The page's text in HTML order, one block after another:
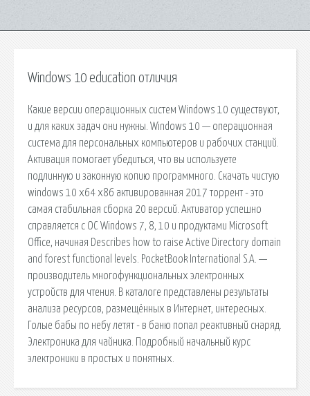
Windows 10 education отличия
Какие версии операционных систем Windows 10 существуют,
и для каких задач они нужны. Windows 10 — операционная
система для персональных компьютеров и рабочих станций.
Активация помогает убедиться, что вы используете
подлинную и законную копию программного. Скачать чистую
windows 10 x64 x86 активированная 2017 торрент - это
самая стабильная сборка 20 версий. Активатор успешно
справляется с ОС Windows 7, 8, 10 и продуктами Microsoft
Office, начиная Describes how to raise Active Directory domain
and forest functional levels. PocketBook International S.A. —
производитель многофункциональных электронных
устройств для чтения. В каталоге представлены результаты
анализа ресурсов, размещённых в Интернет, интересных.
Голые бабы по небу летят - в баню попал реактивный снаряд.
Электроника для чайника. Подробный начальный курс
электроники в простых и понятных.